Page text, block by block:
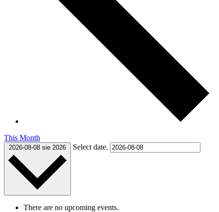
This Month
2026-08-08 sie 2026 Select date.
There are no upcoming events.